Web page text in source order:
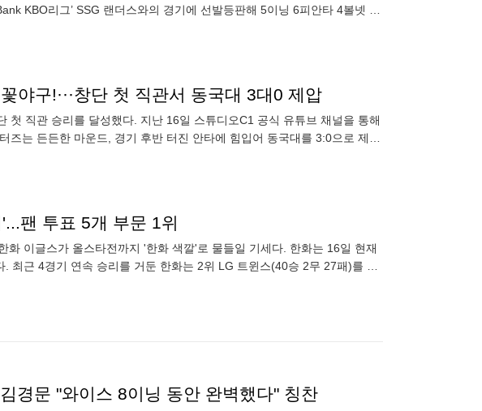
KBO리그’ SSG 랜더스와의 경기에 선발등판해 5이닝 6피안타 4볼넷 1
야구!···창단 첫 직관서 동국대 3대0 제압
첫 직관 승리를 달성했다. 지난 16일 스튜디오C1 공식 유튜브 채널을 통해
즈는 든든한 마운드, 경기 후반 터진 안타에 힘입어 동국대를 3:0으로 제압
팬 투표 5개 부문 1위
이글스가 올스타전까지 '한화 색깔'로 물들일 기세다. 한화는 16일 현재
최근 4경기 연속 승리를 거둔 한화는 2위 LG 트윈스(40승 2무 27패)를 0.5
경문 "와이스 8이닝 동안 완벽했다" 칭찬